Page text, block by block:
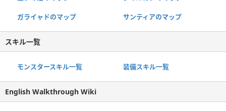
ガライャドのマップ サンティアのマップ
スキル一覧
モンスタースキル一覧 装備スキル一覧
English Walkthrough Wiki